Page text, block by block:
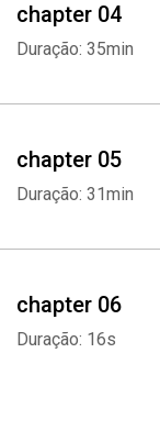
chapter 04
Duração: 35min
chapter 05
Duração: 31min
chapter 06
Duração: 16s